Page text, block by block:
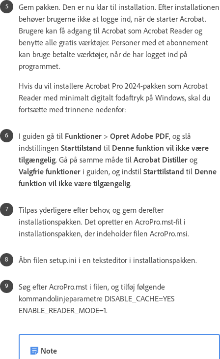
Gem pakken. Den er nu klar til installation. Efter installationen
behøver brugerne ikke at logge ind, når de starter Acrobat.
Brugere kan få adgang til Acrobat som Acrobat Reader og
benytte alle gratis værktøjer. Personer med et abonnement
kan bruge betalte værktøjer, når de har logget ind på
programmet.
Hvis du vil installere Acrobat Pro 2024-pakken som Acrobat
Reader med minimalt digitalt fodaftryk på Windows, skal du
fortsætte med trinnene nedenfor:
I guiden gå til Funktioner > Opret Adobe PDF, og slå
indstillingen Starttilstand til Denne funktion vil ikke være
tilgængelig. Gå på samme måde til Acrobat Distiller og
Valgfrie funktioner i guiden, og indstil Starttilstand til Denne
funktion vil ikke være tilgængelig.
Tilpas yderligere efter behov, og gem derefter
installationspakken. Det opretter en AcroPro.mst-fil i
installationspakken, der indeholder filen AcroPro.msi.
Åbn filen setup.ini i en teksteditor i installationspakken.
Søg efter AcroPro.mst i filen, og tilføj følgende
kommandolinjeparametre DISABLE_CACHE=YES
ENABLE_READER_MODE=1.
Note